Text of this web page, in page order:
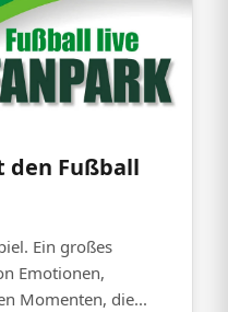
den Fußball
Ein großes
Emotionen,
Momenten, die...